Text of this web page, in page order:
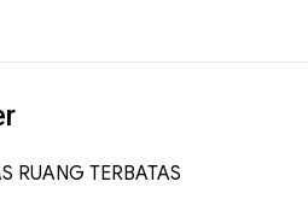
RUANG TERBATAS